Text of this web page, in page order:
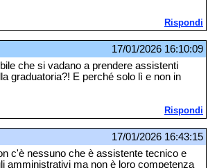
Rispondi
17/01/2026 16:10:09
che si vadano a prendere assistenti
graduatoria?! E perché solo lì e non in
Rispondi
17/01/2026 16:43:15
c'è nessuno che è assistente tecnico e
amministrativi ma non è loro competenza